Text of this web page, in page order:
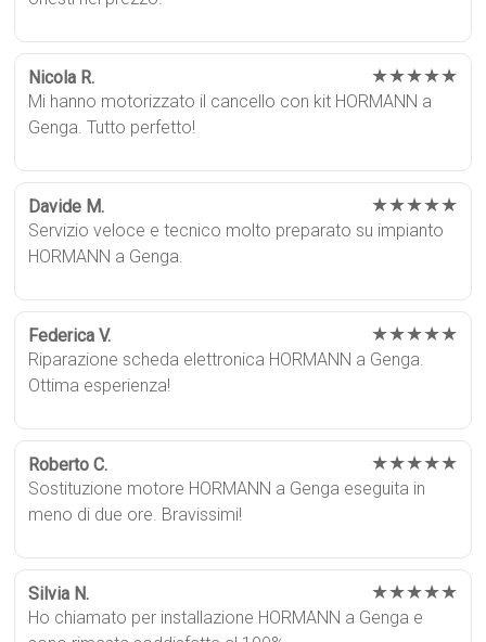
Nicola R. ★★★★★
Mi hanno motorizzato il cancello con kit HORMANN a
Genga. Tutto perfetto!
Davide M. ★★★★★
Servizio veloce e tecnico molto preparato su impianto
HORMANN a Genga.
Federica V. ★★★★★
Riparazione scheda elettronica HORMANN a Genga.
Ottima esperienza!
Roberto C. ★★★★★
Sostituzione motore HORMANN a Genga eseguita in
meno di due ore. Bravissimi!
Silvia N. ★★★★★
Ho chiamato per installazione HORMANN a Genga e